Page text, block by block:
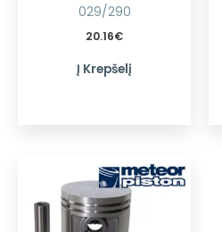
029/290
20.16€
Į Krepšelį